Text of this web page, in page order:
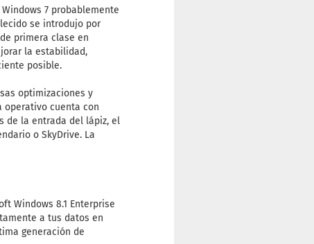
7 probablemente
se introdujo por
primera clase en
la estabilidad,
posible.
optimizaciones y
operativo cuenta con
de la entrada del lápiz, el
o SkyDrive. La
Windows 8.1 Enterprise
a tus datos en
generación de